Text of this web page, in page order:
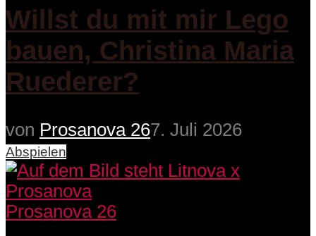
Willst du mit mir Lego
bauen, Christina Maria
Ruederer?
von Prosanova 267. Juli 2026
Abspielen
Prosanova 26